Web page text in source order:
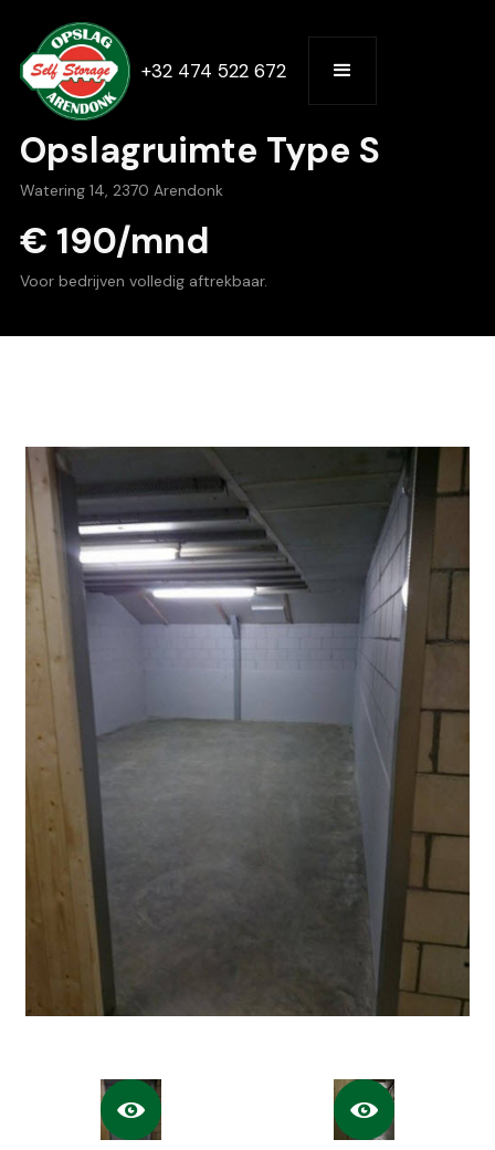
+32 474 522 672
Opslagruimte Type S
Watering 14, 2370 Arendonk
€ 190/mnd
Voor bedrijven volledig aftrekbaar.